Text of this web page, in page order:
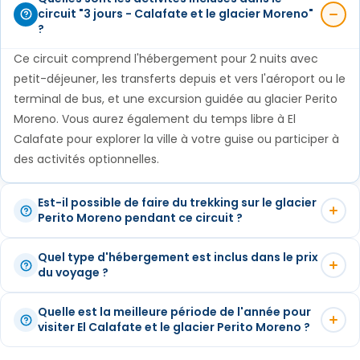
séjour dans chaque destination et ajouter ou
supprimer des services en fonction de vos goûts afin
que nous puissions composer le meilleur itinéraire
pour vous.
circuit "3 jours - Calafate et le glacier Moreno"
?
Ce circuit comprend l'hébergement pour 2 nuits avec
petit-déjeuner, les transferts depuis et vers l'aéroport ou le
terminal de bus, et une excursion guidée au glacier Perito
Moreno. Vous aurez également du temps libre à El
Calafate pour explorer la ville à votre guise ou participer à
des activités optionnelles.
Est-il possible de faire du trekking sur le glacier
Perito Moreno pendant ce circuit ?
Oui, le trekking est possible. Pendant l'excursion au glacier
Perito Moreno, vous pouvez choisir de faire une marche
sur le glacier (sous réserve de disponibilité et des
conditions météorologiques). Une promenade en bateau
sur le lac Argentino est également proposée en option
pour ceux qui préfèrent profiter de la vue sans faire de
Quel type d'hébergement est inclus dans le prix
du voyage ?
Le prix de base comprend l'hébergement dans des hôtels
3 étoiles confortables et situés dans le centre, sous
réserve de disponibilité. Si vous le souhaitez, nous pouvons
Quelle est la meilleure période de l'année pour
visiter El Calafate et le glacier Perito Moreno ?